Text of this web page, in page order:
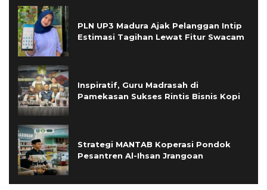
PLN UP3 Madura Ajak Pelanggan Intip
Estimasi Tagihan Lewat Fitur Swacam
Inspiratif, Guru Madrasah di
Pamekasan Sukses Rintis Bisnis Kopi
Strategi MANTAB Koperasi Pondok
Pesantren Al-Ihsan Jrangoan